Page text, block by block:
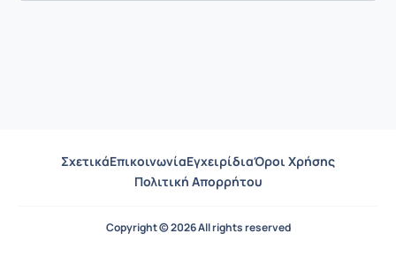
ΣχετικάΕπικοινωνίαΕγχειρίδιαΌροι Χρήσης
Πολιτική Απορρήτου
Copyright © 2026 All rights reserved